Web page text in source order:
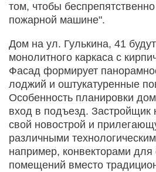
том, чтобы
пожарной машине".
Дом на ул. Гулькина, 41
монолитного каркаса с
Фасад формирует
лоджий и оштукатуренные
Особенность планировки
вход в подъезд. Застройщик
свой новострой и
различными
например, конвекторами для
помещений вместо